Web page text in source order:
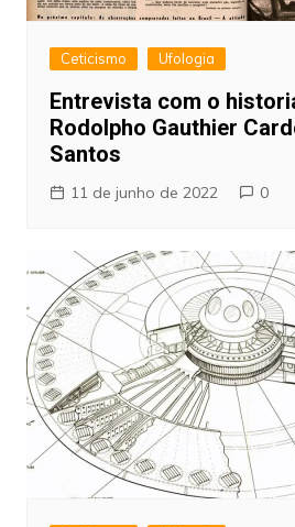
Ceticismo Ufologia
Entrevista com o
Rodolpho Gauthier
Santos
11 de junho de 2022 0